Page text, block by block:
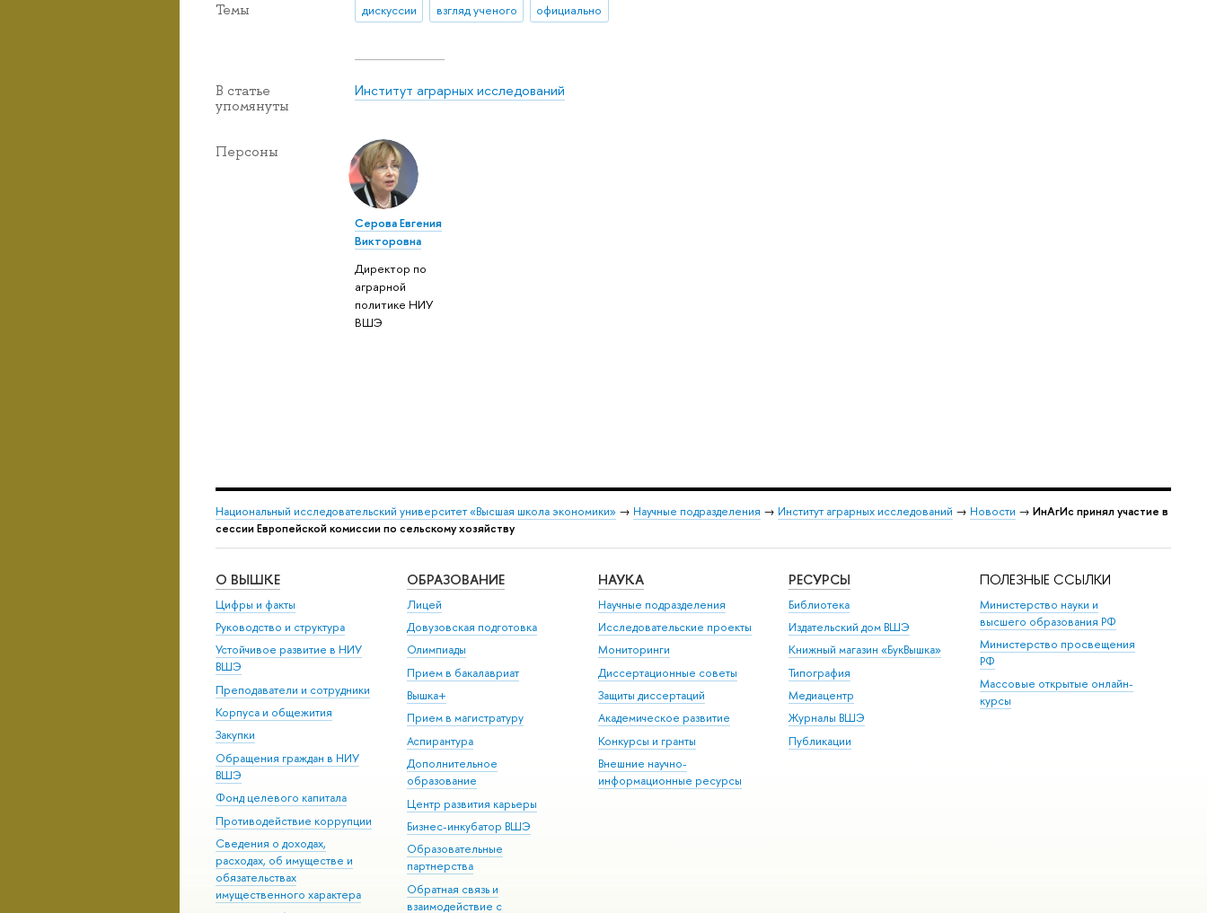
Темы дискуссии взгляд ученого официально
В статье
упомянуты
Институт аграрных исследований
Персоны
Серова Евгения
Викторовна
Директор по
аграрной
политике НИУ
ВШЭ
Национальный исследовательский университет «Высшая школа экономики» → Научные подразделения → Институт аграрных исследований → Новости → ИнАгИс принял участие в
сессии Европейской комиссии по сельскому хозяйству
О ВЫШКЕ
Цифры и факты
Руководство и структура
Устойчивое развитие в НИУ
ВШЭ
Преподаватели и сотрудники
Корпуса и общежития
Закупки
Обращения граждан в НИУ
ВШЭ
Фонд целевого капитала
Противодействие коррупции
Сведения о доходах,
расходах, об имуществе и
обязательствах
имущественного характера
ОБРАЗОВАНИЕ
Лицей
Довузовская подготовка
Олимпиады
Прием в бакалавриат
Вышка+
Прием в магистратуру
Аспирантура
Дополнительное
образование
Центр развития карьеры
Бизнес-инкубатор ВШЭ
Образовательные
партнерства
Обратная связь и
взаимодействие с
НАУКА
Научные подразделения
Исследовательские проекты
Мониторинги
Диссертационные советы
Защиты диссертаций
Академическое развитие
Конкурсы и гранты
Внешние научно-
информационные ресурсы
РЕСУРСЫ
Библиотека
Издательский дом ВШЭ
Книжный магазин «БукВышка»
Типография
Медиацентр
Журналы ВШЭ
Публикации
ПОЛЕЗНЫЕ ССЫЛКИ
Министерство науки и
высшего образования РФ
Министерство просвещения
РФ
Массовые открытые онлайн-
курсы